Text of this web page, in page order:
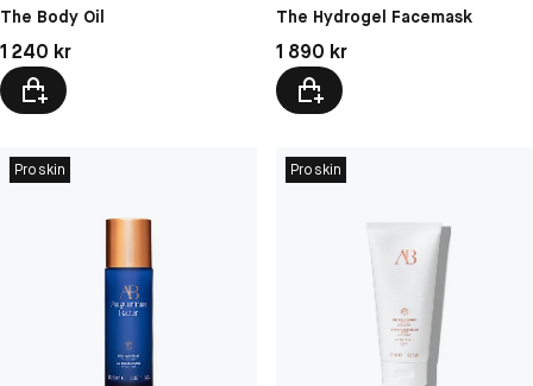
The Body Oil
Pris: 1 240 kr
1 240 kr
The Hydrogel Facemask
Pris: 1 890 kr
1 890 kr
Proskin Proskin